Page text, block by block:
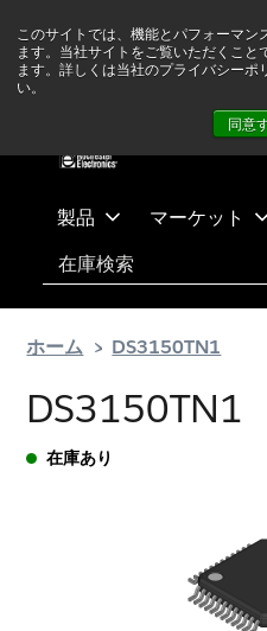
このサイトでは、機能とパフォーマ
ます。当社サイトをご覧いただくこ
ます。詳しくは当社のプライバシー
い。
同意
テ
ス
ありません 詳し
製品 マーケット
検索
ホーム DS3150TN1
DS3150TN1
在庫あり